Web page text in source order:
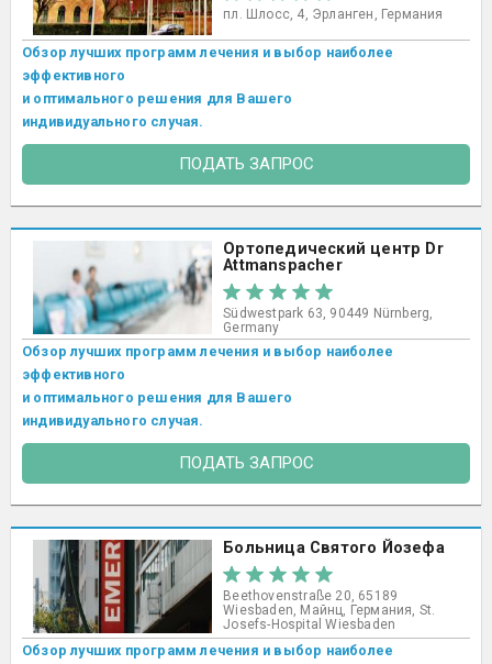
пл. Шлосс, 4, Эрланген, Германия
Обзор лучших программ лечения и выбор наиболее
эффективного
и оптимального решения для Вашего
индивидуального случая.
ПОДАТЬ ЗАПРОС
Ортопедический центр Dr
Attmanspacher
Südwestpark 63, 90449 Nürnberg,
Germany
Обзор лучших программ лечения и выбор наиболее
эффективного
и оптимального решения для Вашего
индивидуального случая.
ПОДАТЬ ЗАПРОС
Больница Святого Йозефа
Beethovenstraße 20, 65189
Wiesbaden, Майнц, Германия, St.
Josefs-Hospital Wiesbaden​
Обзор лучших программ лечения и выбор наиболее